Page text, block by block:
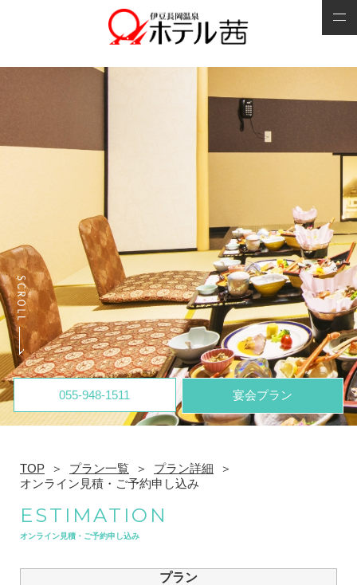
055-948-1511 宴会プラン
TOP プラン一覧
プラン詳細
オンライン見積・ご予約申し込み
ESTIMATION
オンライン見積・ご予約申し込み
プラン